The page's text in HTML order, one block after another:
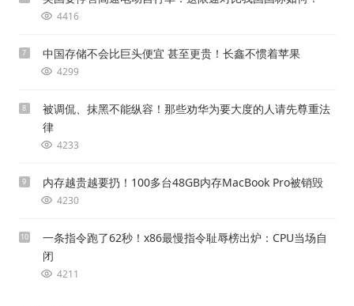
4416
7 中国存储不会比巨头便宜 甚至更贵！长鑫不惯着苹果
4299
8
被调侃、抹黑不能纵容！那些劝华为要大度的人请先尊重法
律
4233
9 内存越贵越要扔！100多台48GB内存MacBook Pro被销毁
4230
10
一条指令跑了62秒！x86最慢指令耻辱榜出炉：CPU当场自
闭
4211